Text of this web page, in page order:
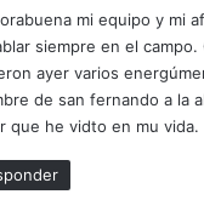
e
mi equipo y mi
siempre en el
ayer varios
de san fernando a la
que he vidto en mu vida.